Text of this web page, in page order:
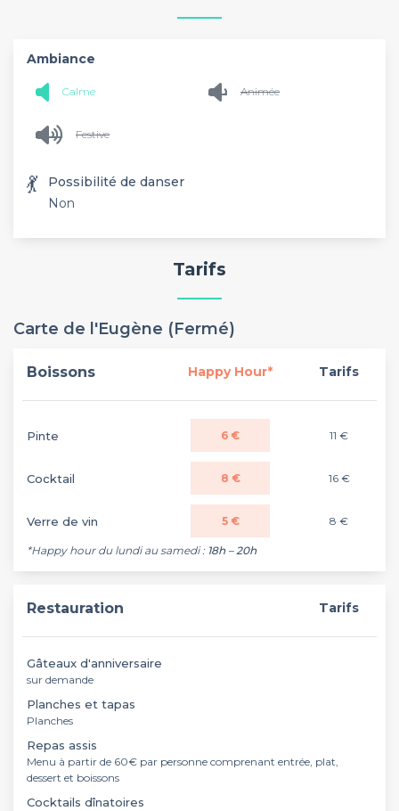
Ambiance
Calme Animée
Festive
💃
Possibilité de danser
Non
Tarifs
Carte de l'Eugène (Fermé)
Boissons Happy Hour* Tarifs
Pinte 6 € 11 €
Cocktail 8 € 16 €
Verre de vin 5 € 8 €
*Happy hour du lundi au samedi : 18h – 20h
Restauration Tarifs
Gâteaux d'anniversaire
sur demande
Planches et tapas
Planches
Repas assis
Menu à partir de 60€ par personne comprenant entrée, plat,
dessert et boissons
Cocktails dînatoires